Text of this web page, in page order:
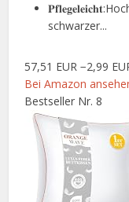
schwarzer...
57,51 EUR −2,99
Bei Amazon
Bestseller Nr. 8